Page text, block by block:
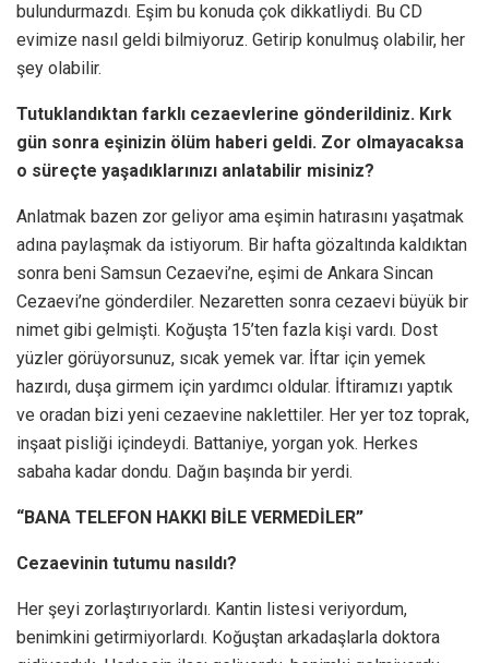
bulundurmazdı. Eşim bu konuda çok dikkatliydi. Bu CD
evimize nasıl geldi bilmiyoruz. Getirip konulmuş olabilir, her
şey olabilir.
Tutuklandıktan farklı cezaevlerine gönderildiniz. Kırk
gün sonra eşinizin ölüm haberi geldi. Zor olmayacaksa
o süreçte yaşadıklarınızı anlatabilir misiniz?
Anlatmak bazen zor geliyor ama eşimin hatırasını yaşatmak
adına paylaşmak da istiyorum. Bir hafta gözaltında kaldıktan
sonra beni Samsun Cezaevi’ne, eşimi de Ankara Sincan
Cezaevi’ne gönderdiler. Nezaretten sonra cezaevi büyük bir
nimet gibi gelmişti. Koğuşta 15’ten fazla kişi vardı. Dost
yüzler görüyorsunuz, sıcak yemek var. İftar için yemek
hazırdı, duşa girmem için yardımcı oldular. İftiramızı yaptık
ve oradan bizi yeni cezaevine naklettiler. Her yer toz toprak,
inşaat pisliği içindeydi. Battaniye, yorgan yok. Herkes
sabaha kadar dondu. Dağın başında bir yerdi.
“BANA TELEFON HAKKI BİLE VERMEDİLER”
Cezaevinin tutumu nasıldı?
Her şeyi zorlaştırıyorlardı. Kantin listesi veriyordum,
benimkini getirmiyorlardı. Koğuştan arkadaşlarla doktora